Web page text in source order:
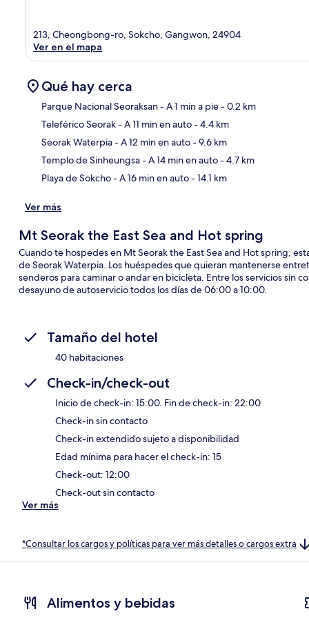
213, Cheongbong-ro, Sokcho, Gangwon, 24904
Ver en el mapa
Qué hay cerca
Parque Nacional Seoraksan- A 1 min a pie- 0.2 km
Teleférico Seorak- A 11 min en auto- 4.4 km
Seorak Waterpia- A 12 min en auto- 9.6 km
Templo de Sinheungsa- A 14 min en auto- 4.7 km
Playa de Sokcho- A 16 min en auto- 14.1 km
Ver más
Mt Seorak the East Sea and Hot spring
Cuando te hospedes en Mt Seorak the East Sea and Hot spring,
de Seorak Waterpia. Los huéspedes que quieran mantenerse
senderos para caminar o andar en bicicleta. Entre los servicios sin
desayuno de autoservicio todos los días de 06:00 a 10:00.
Tamaño del hotel
40 habitaciones
Check-in/check-out
Inicio de check-in: 15:00. Fin de check-in: 22:00
Check-in sin contacto
Check-in extendido sujeto a disponibilidad
Edad mínima para hacer el check-in: 15
Check-out: 12:00
Check-out sin contacto
Ver más
*Consultar los cargos y políticas para ver más detalles o cargos extra
Alimentos y bebidas